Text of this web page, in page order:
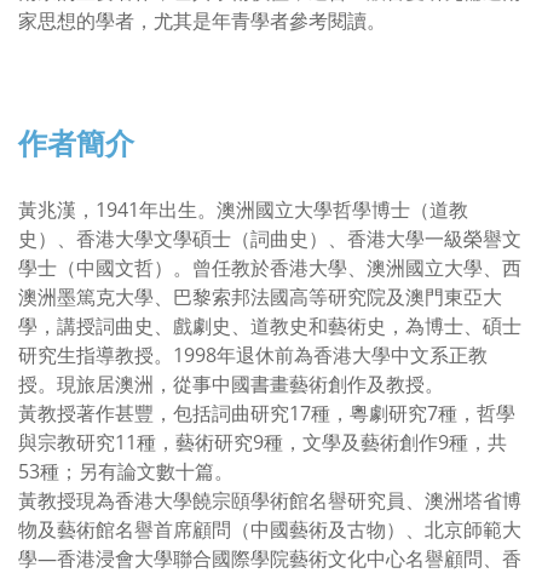
家思想的學者，尤其是年青學者參考閱讀。
作者簡介
黃兆漢，1941年出生。澳洲國立大學哲學博士（道教
史）、香港大學文學碩士（詞曲史）、香港大學一級榮譽文
學士（中國文哲）。曾任教於香港大學、澳洲國立大學、西
澳洲墨篤克大學、巴黎索邦法國高等研究院及澳門東亞大
學，講授詞曲史、戲劇史、道教史和藝術史，為博士、碩士
研究生指導教授。1998年退休前為香港大學中文系正教
授。現旅居澳洲，從事中國書畫藝術創作及教授。
黃教授著作甚豐，包括詞曲研究17種，粵劇研究7種，哲學
與宗教研究11種，藝術研究9種，文學及藝術創作9種，共
53種；另有論文數十篇。
黃教授現為香港大學饒宗頤學術館名譽研究員、澳洲塔省博
物及藝術館名譽首席顧問（中國藝術及古物）、北京師範大
學—香港浸會大學聯合國際學院藝術文化中心名譽顧問、香